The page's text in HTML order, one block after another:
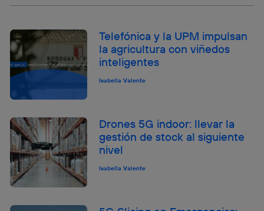
Telefónica y la UPM impulsan
la agricultura con viñedos
inteligentes
Isabella Valente
Drones 5G indoor: llevar la
gestión de stock al siguiente
nivel
Isabella Valente